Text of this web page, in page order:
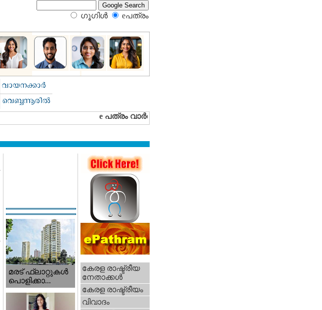
ഗൂഗിള്‍ eപത്രം‍
മരട് ഫ്ലാറ്റുകൾ
പൊളിക്കാ...
കേരള രാഷ്ട്രീയ
നേതാക്കള്‍
കേരള രാഷ്ട്രീയം
വിവാദം